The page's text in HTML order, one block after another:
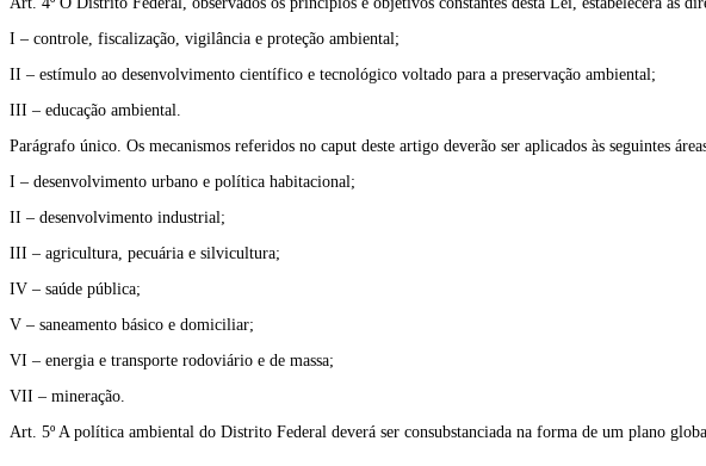
I – controle, fiscalização, vigilância e proteção ambiental;
II – estímulo ao desenvolvimento científico e tecnológico voltado para a preservação ambiental;
III – educação ambiental.
Parágrafo único. Os mecanismos referidos no caput deste artigo deverão ser aplicados às seguintes
I – desenvolvimento urbano e política habitacional;
II – desenvolvimento industrial;
III – agricultura, pecuária e silvicultura;
IV – saúde pública;
V – saneamento básico e domiciliar;
VI – energia e transporte rodoviário e de massa;
VII – mineração.
Art. 5º A política ambiental do Distrito Federal deverá ser consubstanciada na forma de um plano